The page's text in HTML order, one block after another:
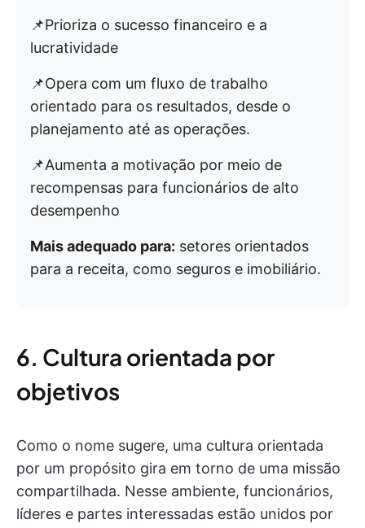
📌Prioriza o sucesso financeiro e a
lucratividade
📌Opera com um fluxo de trabalho
orientado para os resultados, desde o
planejamento até as operações.
📌Aumenta a motivação por meio de
recompensas para funcionários de alto
desempenho
Mais adequado para: setores orientados
para a receita, como seguros e imobiliário.
6. Cultura orientada por
objetivos
Como o nome sugere, uma cultura orientada
por um propósito gira em torno de uma missão
compartilhada. Nesse ambiente, funcionários,
líderes e partes interessadas estão unidos por